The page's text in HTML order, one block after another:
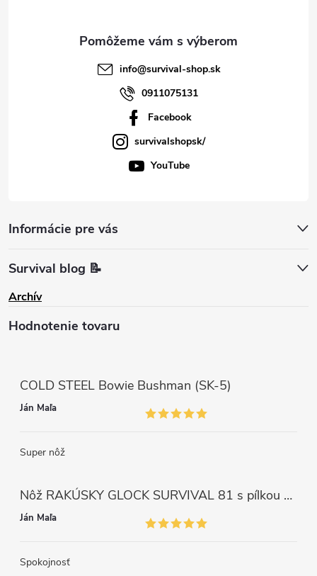
info@survival-shop.sk
0911075131
Facebook
survivalshopsk/
YouTube
Informácie pre vás
Survival blog 📝
Archív
Hodnotenie tovaru
COLD STEEL Bowie Bushman (SK-5)
Ján Maľa
Super nôž
Nôž RAKÚSKY GLOCK SURVIVAL 81 s pílkou ZELENÝ
Ján Maľa
Spokojnosť